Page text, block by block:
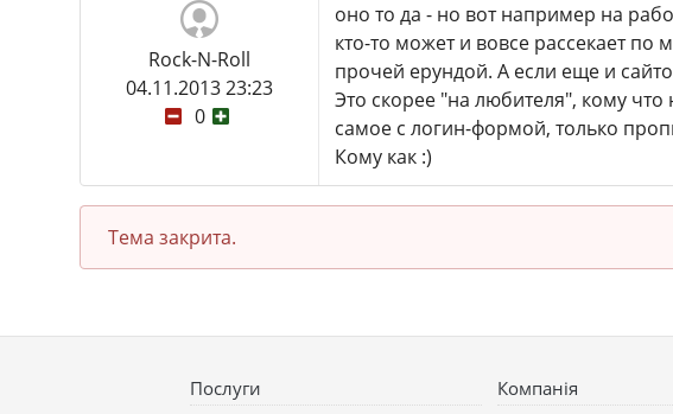
Rock-N-Roll
04.11.2013 23:23
0
оно то да - но вот например на
кто-то может и вовсе рассекает
прочей ерундой. А если еще и
Это скорее "на любителя", кому
самое с логин-формой, только
Кому как :)
Тема закрита.
Послуги Компанія